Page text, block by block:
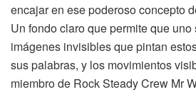
encajar en ese poderoso concepto
Un fondo claro que permite que
imágenes invisibles que pintan
sus palabras, y los movimientos
miembro de Rock Steady Crew Mr